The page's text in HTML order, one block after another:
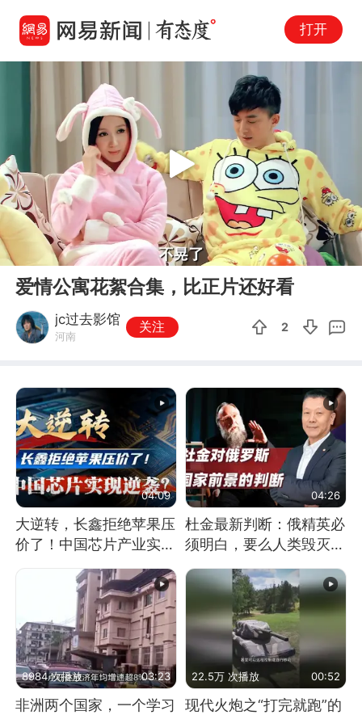
打开
01:40
Play
爱情公寓花絮合集，比正片还好看
jc过去影馆
河南
关注 2
04:09
大逆转，长鑫拒绝苹果压
价了！中国芯片产业实现
怎样的逆袭？
04:26
杜金最新判断：俄精英必
须明白，要么人类毁灭，
要么俄毁灭
8984 次播放 03:23
非洲两个国家，一个学习
22.5万 次播放 00:52
现代火炮之“打完就跑”的